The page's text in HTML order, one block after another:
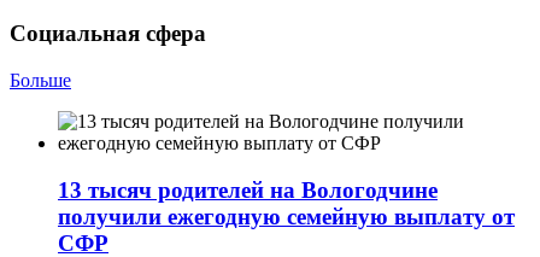
Социальная сфера
Больше
13 тысяч родителей на Вологодчине
получили ежегодную семейную выплату от
СФР